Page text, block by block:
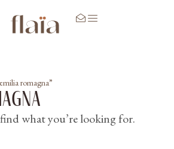
romagna”
find what you’re looking for.